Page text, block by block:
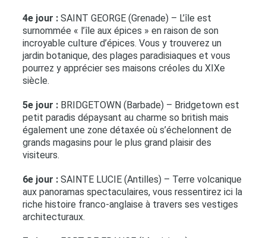
4e jour : SAINT GEORGE (Grenade) – L’île est
surnommée « l’île aux épices » en raison de son
incroyable culture d’épices. Vous y trouverez un
jardin botanique, des plages paradisiaques et vous
pourrez y apprécier ses maisons créoles du XIXe
siècle.
5e jour : BRIDGETOWN (Barbade) – Bridgetown est
petit paradis dépaysant au charme so british mais
également une zone détaxée où s’échelonnent de
grands magasins pour le plus grand plaisir des
visiteurs.
6e jour : SAINTE LUCIE (Antilles) – Terre volcanique
aux panoramas spectaculaires, vous ressentirez ici la
riche histoire franco-anglaise à travers ses vestiges
architecturaux.